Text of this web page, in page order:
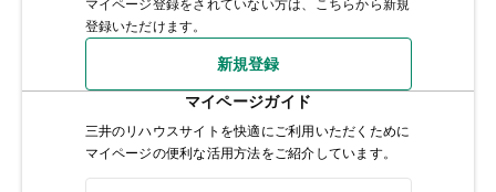
マイページ登録をされていない方は、こちらから新規
登録いただけます。
新規登録
マイページガイド
三井のリハウスサイトを快適にご利用いただくために
マイページの便利な活用方法をご紹介しています。